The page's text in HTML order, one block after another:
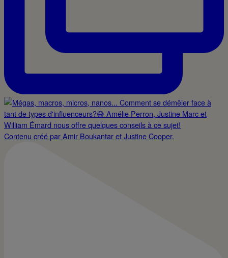
Contenu créé par Amir Boukantar et Justine Cooper.